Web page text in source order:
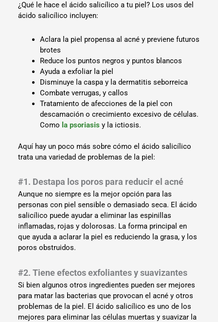
¿Qué le hace el ácido salicílico a tu piel? Los usos del
ácido salicílico incluyen:
Aclara la piel propensa al acné y previene futuros
brotes
Reduce los puntos negros y puntos blancos
Ayuda a exfoliar la piel
Disminuye la caspa y la dermatitis seborreica
Combate verrugas, y callos
Tratamiento de afecciones de la piel con
descamación o crecimiento excesivo de células.
Como la psoriasis y la ictiosis.
Aquí hay un poco más sobre cómo el ácido salicílico
trata una variedad de problemas de la piel:
#1. Destapa los poros para reducir el acné
Aunque no siempre es la mejor opción para las
personas con piel sensible o demasiado seca. El ácido
salicílico puede ayudar a eliminar las espinillas
inflamadas, rojas y dolorosas. La forma principal en
que ayuda a aclarar la piel es reduciendo la grasa, y los
poros obstruidos.
#2. Tiene efectos exfoliantes y suavizantes
Si bien algunos otros ingredientes pueden ser mejores
para matar las bacterias que provocan el acné y otros
problemas de la piel. El ácido salicílico es uno de los
mejores para eliminar las células muertas y suavizar la